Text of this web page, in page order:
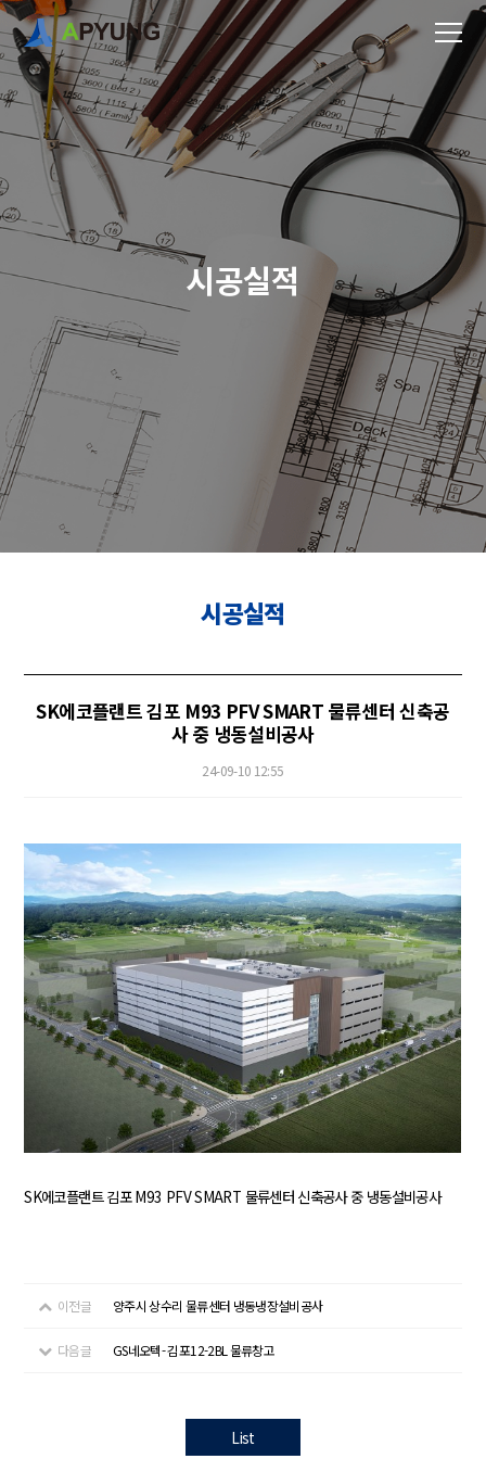
시공실적
시공실적
SK에코플랜트 김포 M93 PFV SMART 물류센터 신축공
사 중 냉동설비공사
24-09-10 12:55
SK에코플랜트 김포 M93 PFV SMART 물류센터 신축공사 중 냉동설비공사
이전글 양주시 상수리 물류센터 냉동냉장설비공사
다음글 GS네오텍- 김포12-2BL 물류창고
List